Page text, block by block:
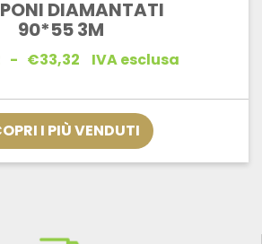
DIAMANTATI
90*55 3M
- €33,32Fascia
di
da
€12,32
a
€33,32
IVA esclusa
I PIÙ VENDUTI